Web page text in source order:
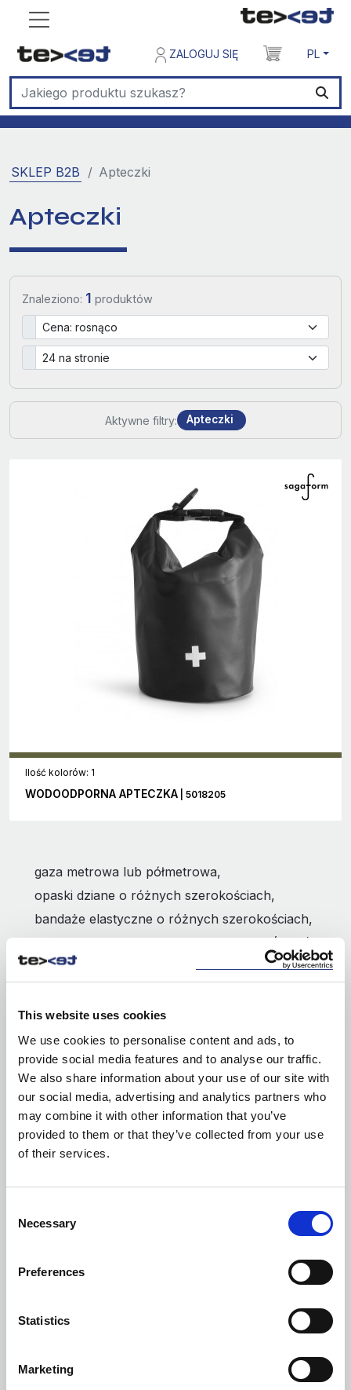
This website uses cookies
We use cookies to personalise content and ads, to
provide social media features and to analyse our traffic.
We also share information about your use of our site with
our social media, advertising and analytics partners who
may combine it with other information that you’ve
provided to them or that they’ve collected from your use
of their services.
Selection
Necessary
Preferences
Statistics
Marketing
ZALOGUJ SIĘ PL
SKLEP B2B Apteczki
Apteczki
Znaleziono: 1 produktów
Aktywne filtry: Apteczki
Ilość kolorów: 1
WODOODPORNA APTECZKA | 5018205
gaza metrowa lub półmetrowa,
opaski dziane o różnych szerokościach,
bandaże elastyczne o różnych szerokościach,
chłonne opatrunki indywidualne typu G (8×12) lub
M (8×10),
wielkościach,
siatka opatrunkowa w dwóch różnych
wielkościach,
plaster z opatrunkiem do cięcia,
zestaw gotowych plastrów,
plastry do zamykania ran, tzw. stripy,
plaster na rolce bez opatrunku do mocowania
utleniona
lub jednorazowe gaziki nasączone
sól fizjologiczna do przemywania ran lub oczu,
lub opatrunki hydrożelowe),
maseczka do sztucznego oddychania metodą usta-